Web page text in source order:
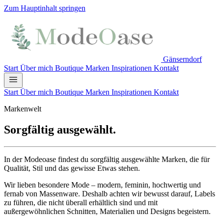
Zum Hauptinhalt springen
Gänserndorf
Start Über mich Boutique Marken Inspirationen Kontakt
Start Über mich Boutique Marken Inspirationen Kontakt
Markenwelt
Sorgfältig ausgewählt.
In der Modeoase findest du sorgfältig ausgewählte Marken, die für
Qualität, Stil und das gewisse Etwas stehen.
Wir lieben besondere Mode – modern, feminin, hochwertig und
fernab von Massenware. Deshalb achten wir bewusst darauf, Labels
zu führen, die nicht überall erhältlich sind und mit
außergewöhnlichen Schnitten, Materialien und Designs begeistern.